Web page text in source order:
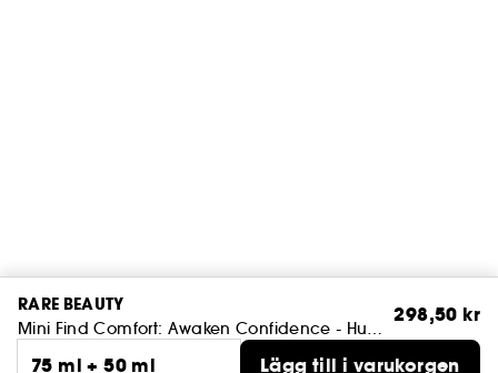
RARE BEAUTY
Mini Find Comfort: Awaken Confidence - Hudvårdsset för kroppen
298,50 kr
75 ml + 50 ml
Lägg till i varukorgen